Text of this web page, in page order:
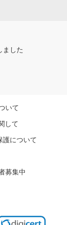
ました
いて
して
護について
募集中